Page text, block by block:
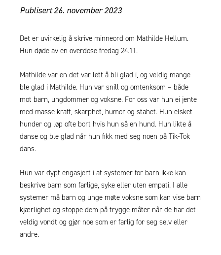
Publisert 26. november 2023
Det er uvirkelig å skrive minneord om Mathilde Hellum.
Hun døde av en overdose fredag 24.11.
Mathilde var en det var lett å bli glad i, og veldig mange
ble glad i Mathilde. Hun var snill og omtenksom – både
mot barn, ungdommer og voksne. For oss var hun ei jente
med masse kraft, skarphet, humor og stahet. Hun elsket
hunder og løp ofte bort hvis hun så en hund. Hun likte å
danse og ble glad når hun fikk med seg noen på Tik-Tok
dans.
Hun var dypt engasjert i at systemer for barn ikke kan
beskrive barn som farlige, syke eller uten empati. I alle
systemer må barn og unge møte voksne som kan vise barn
kjærlighet og stoppe dem på trygge måter når de har det
veldig vondt og gjør noe som er farlig for seg selv eller
andre.